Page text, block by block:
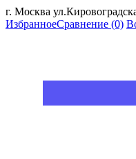
г. Москва
ИзбранноеСравнение (0)